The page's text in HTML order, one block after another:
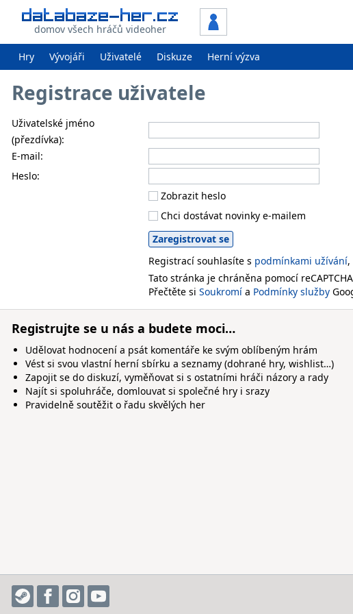
domov všech hráčů videoher
Hry Vývojáři Uživatelé Diskuze Herní výzva
Registrace uživatele
Uživatelské jméno
(přezdívka):
E-mail:
Heslo:
Zobrazit heslo
Chci dostávat novinky e-mailem
Registrací souhlasíte s podmínkami užívání
Tato stránka je chráněna pomocí reCAPTCHA
Přečtěte si Soukromí a Podmínky služby
Registrujte se u nás a budete moci…
Udělovat hodnocení a psát komentáře ke svým oblíbeným hrám
Vést si svou vlastní herní sbírku a seznamy (dohrané hry, wishlist…)
Zapojit se do diskuzí, vyměňovat si s ostatními hráči názory a rady
Najít si spoluhráče, domlouvat si společné hry i srazy
Pravidelně soutěžit o řadu skvělých her